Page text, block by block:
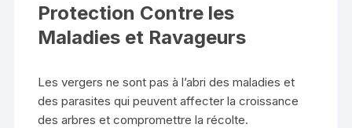
Protection Contre les
Maladies et Ravageurs
Les vergers ne sont pas à l’abri des maladies et
des parasites qui peuvent affecter la croissance
des arbres et compromettre la récolte.